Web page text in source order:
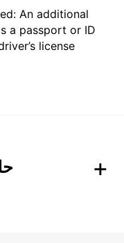
An additional
a passport or ID
license